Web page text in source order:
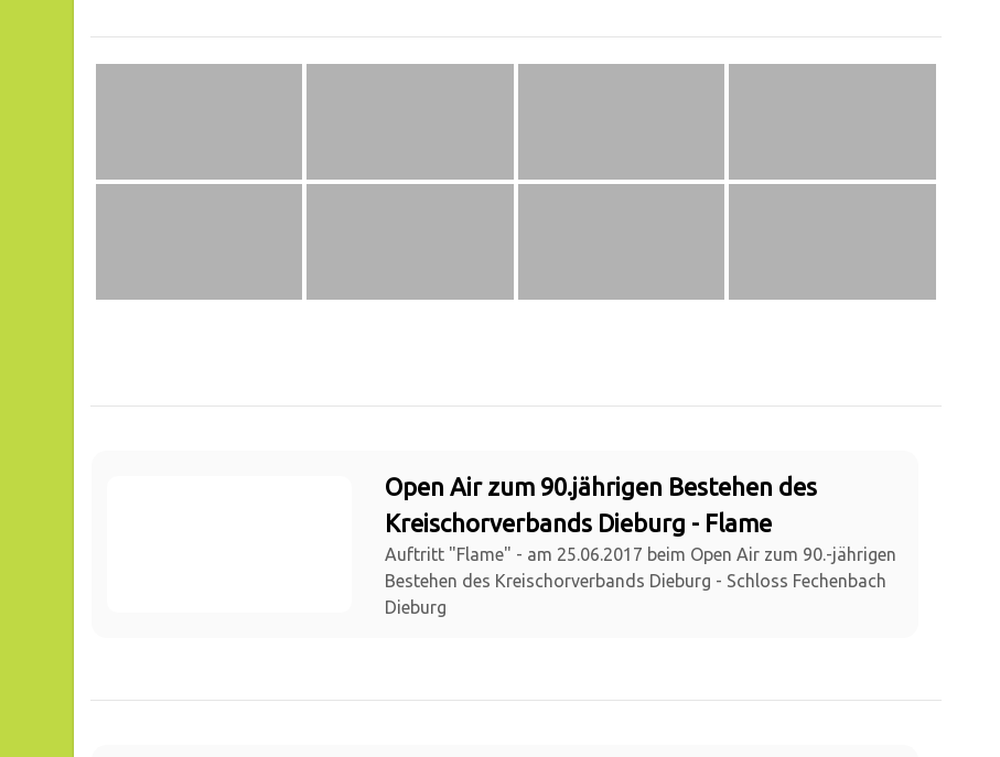
Open Air zum 90.jährigen Bestehen des
Kreischorverbands Dieburg - Flame
Auftritt "Flame" - am 25.06.2017 beim Open Air zum 90.-jährigen
Bestehen des Kreischorverbands Dieburg - Schloss Fechenbach
Dieburg